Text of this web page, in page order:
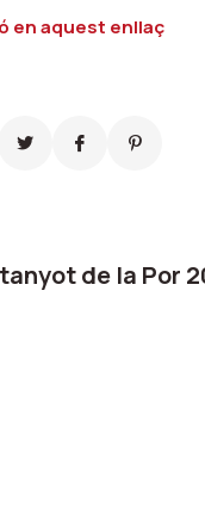
en aquest enllaç
de la Por